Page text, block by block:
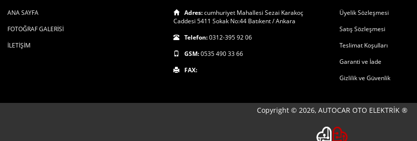
ANA SAYFA
FOTOĞRAF GALERİSİ
İLETİŞİM
Adres:cumhuriyet Mahallesi Sezai Karakoç
Caddesi 5411 Sokak No:44 Batıkent / Ankara
Telefon:0312-395 92 06
GSM:0535 490 33 66
FAX:
Üyelik Sözleşmesi
Satış Sözleşmesi
Teslimat Koşulları
Garanti ve İade
Gizlilik ve Güvenlik
Copyright © 2026, AUTOCAR OTO ELEKTRİK ®